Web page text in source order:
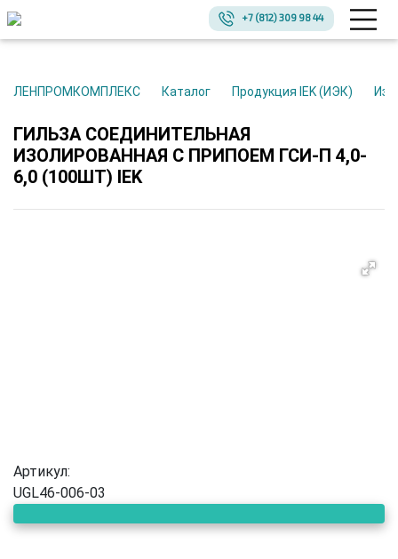
+7 (812) 309 98 44
ЛЕНПРОМКОМПЛЕКС Каталог Продукция IEK (ИЭК)
ГИЛЬЗА СОЕДИНИТЕЛЬНАЯ
ИЗОЛИРОВАННАЯ С ПРИПОЕМ ГСИ-П 4,0-
6,0 (100ШТ) IEK
Артикул:
UGL46-006-03